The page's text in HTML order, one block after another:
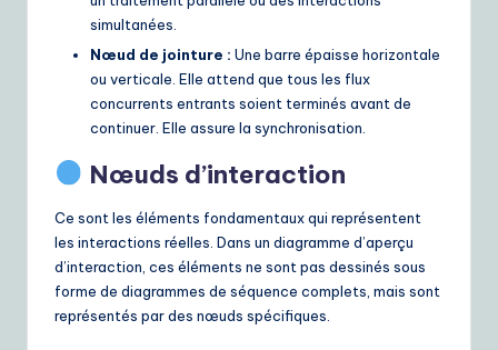
simultanées.
Nœud de jointure : Une barre épaisse horizontale
ou verticale. Elle attend que tous les flux
concurrents entrants soient terminés avant de
continuer. Elle assure la synchronisation.
Nœuds d’interaction
Ce sont les éléments fondamentaux qui représentent
les interactions réelles. Dans un diagramme d’aperçu
d’interaction, ces éléments ne sont pas dessinés sous
forme de diagrammes de séquence complets, mais sont
représentés par des nœuds spécifiques.